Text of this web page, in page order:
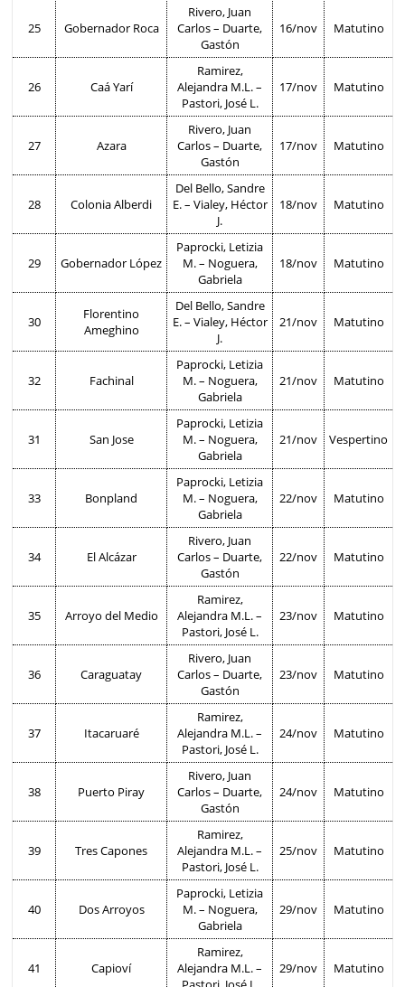
25 Gobernador Roca
Rivero, Juan
Carlos – Duarte,
Gastón
16/nov Matutino
26 Caá Yarí
Ramirez,
Alejandra M.L. –
Pastori, José L.
17/nov Matutino
27 Azara
Rivero, Juan
Carlos – Duarte,
Gastón
17/nov Matutino
28 Colonia Alberdi
Del Bello, Sandre
E. – Vialey, Héctor
J.
18/nov Matutino
29 Gobernador López
Paprocki, Letizia
M. – Noguera,
Gabriela
18/nov Matutino
30
Florentino
Ameghino
Del Bello, Sandre
E. – Vialey, Héctor
J.
21/nov Matutino
32 Fachinal
Paprocki, Letizia
M. – Noguera,
Gabriela
21/nov Matutino
31 San Jose
Paprocki, Letizia
M. – Noguera,
Gabriela
21/nov Vespertino
33 Bonpland
Paprocki, Letizia
M. – Noguera,
Gabriela
22/nov Matutino
34 El Alcázar
Rivero, Juan
Carlos – Duarte,
Gastón
22/nov Matutino
35 Arroyo del Medio
Ramirez,
Alejandra M.L. –
Pastori, José L.
23/nov Matutino
36 Caraguatay
Rivero, Juan
Carlos – Duarte,
Gastón
23/nov Matutino
37 Itacaruaré
Ramirez,
Alejandra M.L. –
Pastori, José L.
24/nov Matutino
38 Puerto Piray
Rivero, Juan
Carlos – Duarte,
Gastón
24/nov Matutino
39 Tres Capones
Ramirez,
Alejandra M.L. –
Pastori, José L.
25/nov Matutino
40 Dos Arroyos
Paprocki, Letizia
M. – Noguera,
Gabriela
29/nov Matutino
41 Capioví
Ramirez,
Alejandra M.L. –
29/nov Matutino